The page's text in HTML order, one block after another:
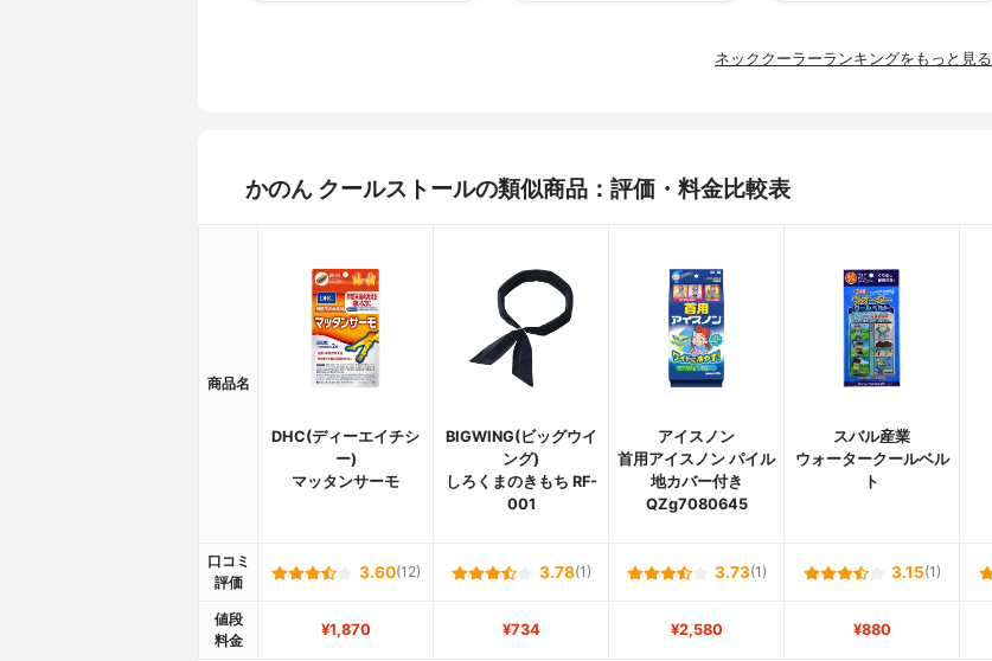
ネッククーラーランキングをもっと見る
かのん クールストールの類似商品：評価・料金比較表
商品名
DHC(ディーエイチシ
ー)
マッタンサーモ
BIGWING(ビッグウイ
ング)
しろくまのきもち RF-
001
アイスノン
首用アイスノン パイル
地カバー付き
QZg7080645
スバル産業
ウォータークールベル
ト
口コミ
評価
3.60(12) 3.78(1) 3.73(1) 3.15(1)
値段
料金
¥1,870 ¥734 ¥2,580 ¥880